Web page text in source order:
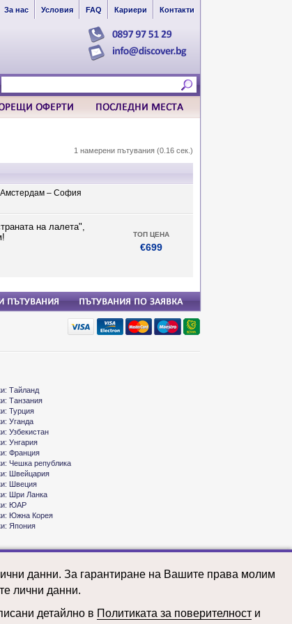
За нас Условия FAQ Кариери Контакти
1 намерени пътувания (0.16 сек.)
– София
на лалета",
ТОП ЦЕНА
€699
Тайланд
Танзания
Турция
Уганда
Узбекистан
Унгария
Франция
Чешка република
Швейцария
Швеция
Шри Ланка
ЮАР
Южна Корея
Япония
данни. За гарантиране на Вашите права молим
лични данни.
детайлно в Политиката за поверителности